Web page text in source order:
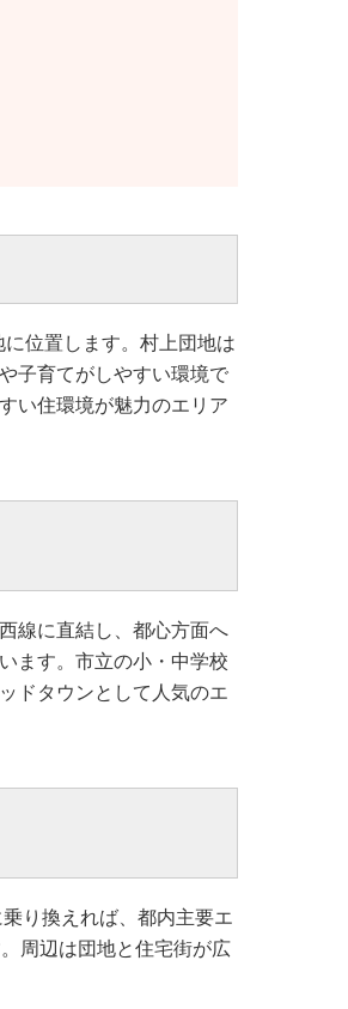
位置します。村上団地は
子育てがしやすい環境で
い住環境が魅力のエリア
線に直結し、都心方面へ
ます。市立の小・中学校
ドタウンとして人気のエ
り換えれば、都内主要エ
周辺は団地と住宅街が広